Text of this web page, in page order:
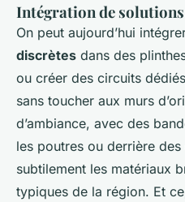
Intégration de
On peut aujourd’hui
discrètes dans des
ou créer des circuits
sans toucher aux murs
d’ambiance, avec des
les poutres ou derrière
subtilement les matériaux
typiques de la région. Et